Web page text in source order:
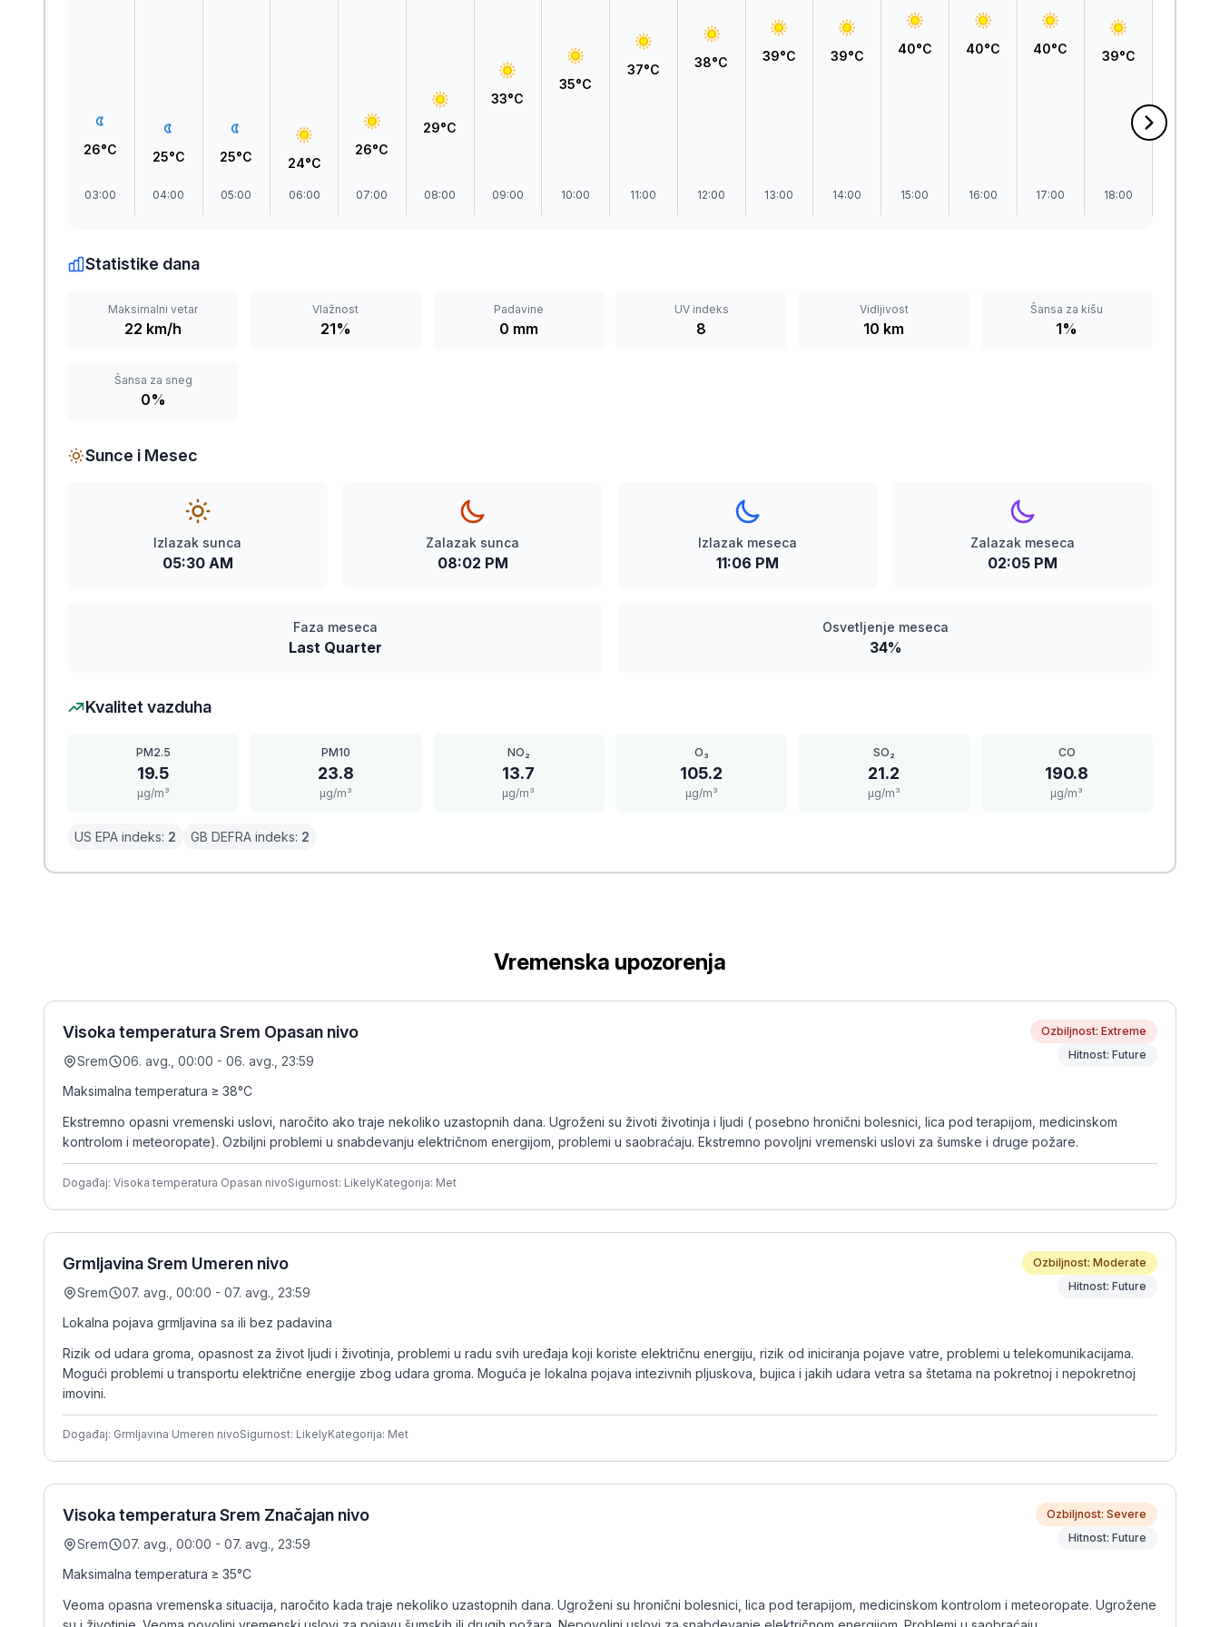
26°C
03:00
25°C
04:00
25°C
05:00
24°C
06:00
26°C
07:00
29°C
08:00
33°C
09:00
35°C
10:00
37°C
11:00
38°C
12:00
39°C
13:00
39°C
14:00
40°C
15:00
40°C
16:00
40°C
17:00
39°C
18:00
Statistike dana
Maksimalni vetar
22 km/h
Vlažnost
21%
Padavine
0 mm
UV indeks
8
Vidljivost
10 km
Šansa za kišu
1%
Šansa za sneg
0%
Sunce i Mesec
Izlazak sunca
05:30 AM
Zalazak sunca
08:02 PM
Izlazak meseca
11:06 PM
Zalazak meseca
02:05 PM
Faza meseca
Last Quarter
Osvetljenje meseca
34%
Kvalitet vazduha
PM2.5
19.5
μg/m³
PM10
23.8
μg/m³
NO₂
13.7
μg/m³
O₃
105.2
μg/m³
SO₂
21.2
μg/m³
CO
190.8
μg/m³
US EPA indeks: 2 GB DEFRA indeks: 2
Vremenska upozorenja
Visoka temperatura Srem Opasan nivo
Srem 06. avg., 00:00 - 06. avg., 23:59
Ozbiljnost: Extreme
Hitnost: Future
Maksimalna temperatura ≥ 38°C
Ekstremno opasni vremenski uslovi, naročito ako traje nekoliko uzastopnih dana. Ugroženi su životi životinja i ljudi ( posebno hronični bolesnici, lica pod terapijom, medicinskom
kontrolom i meteoropate). Ozbiljni problemi u snabdevanju električnom energijom, problemi u saobraćaju. Ekstremno povoljni vremenski uslovi za šumske i druge požare.
Događaj: Visoka temperatura Opasan nivoSigurnost: LikelyKategorija: Met
Grmljavina Srem Umeren nivo
Srem 07. avg., 00:00 - 07. avg., 23:59
Ozbiljnost: Moderate
Hitnost: Future
Lokalna pojava grmljavina sa ili bez padavina
Rizik od udara groma, opasnost za život ljudi i životinja, problemi u radu svih uređaja koji koriste električnu energiju, rizik od iniciranja pojave vatre, problemi u telekomunikacijama.
Mogući problemi u transportu električne energije zbog udara groma. Moguća je lokalna pojava intezivnih pljuskova, bujica i jakih udara vetra sa štetama na pokretnoj i nepokretnoj
imovini.
Događaj: Grmljavina Umeren nivoSigurnost: LikelyKategorija: Met
Visoka temperatura Srem Značajan nivo
Srem 07. avg., 00:00 - 07. avg., 23:59
Ozbiljnost: Severe
Hitnost: Future
Maksimalna temperatura ≥ 35°C
Veoma opasna vremenska situacija, naročito kada traje nekoliko uzastopnih dana. Ugroženi su hronični bolesnici, lica pod terapijom, medicinskom kontrolom i meteoropate. Ugrožene